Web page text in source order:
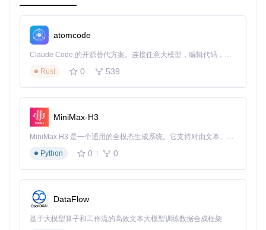
题解决率。
📊 传统方法vs autoprompt：
规则编写：500+条人工规则 → 自动生成
维护成本：每月20小时 → 每月2小时
务所使用autoprompt处理法律文档，自动提取关键信息和条
款，大大提高了工作效率。
文档处理时间：3天/份 → 2小时/份
信息提取准确率：80% → 95%
人力成本：3人团队 → 1人操作
案例三：医疗报告解读
医疗机构每天需要处理大量的医疗报告，autoprompt能够自动
atomcode
Claude Code 的开源替代方案。连接任意大模型，编辑代码，运行命令，自动验证 — 全自动执行。用 Rust 构建，极致性能。 ｜ An open-source alternative to Claude Code. Connect any LLM, edit code, run commands, and verify changes — autonomously. Built in Rust for speed. Get Started
Rust
0 539
MiniMax-H3
MiniMax H3 是一个通用的全模态生成系统。它支持对由文本、图像、视频和音频组成的多模态上下文进行统一理解，并能生成分辨率高达 2K、时长可达 15 秒的带原生立体声音频的视频。得益于面向任务泛化的系统设计，H3 在预训练阶段就已具备广泛的多模态上下文理解与生成能力，能够出色地执行复杂的多模态指令。
Python
0 0
DataFlow
基于大模型算子和工作流的高效文本大模型训练数据合成框架